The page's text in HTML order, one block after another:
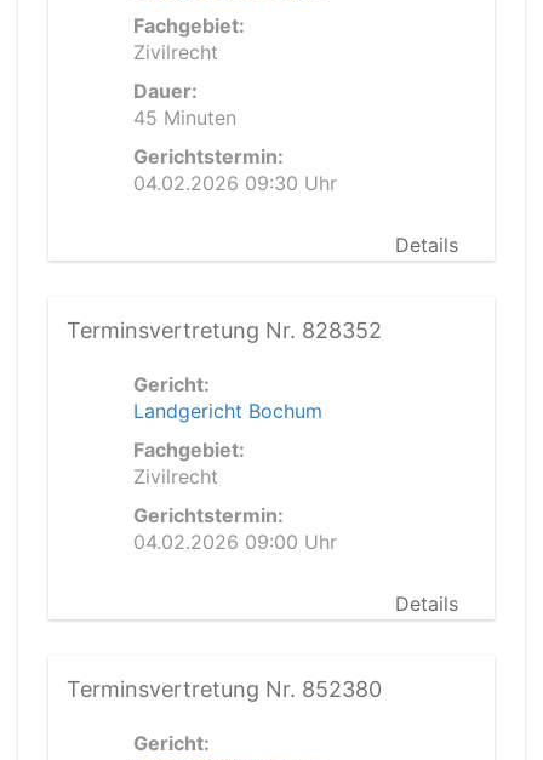
Fachgebiet:
Zivilrecht
Dauer:
45 Minuten
Gerichtstermin:
04.02.2026 09:30 Uhr
Details
Terminsvertretung Nr. 828352
Gericht:
Landgericht Bochum
Fachgebiet:
Zivilrecht
Gerichtstermin:
04.02.2026 09:00 Uhr
Details
Terminsvertretung Nr. 852380
Gericht: